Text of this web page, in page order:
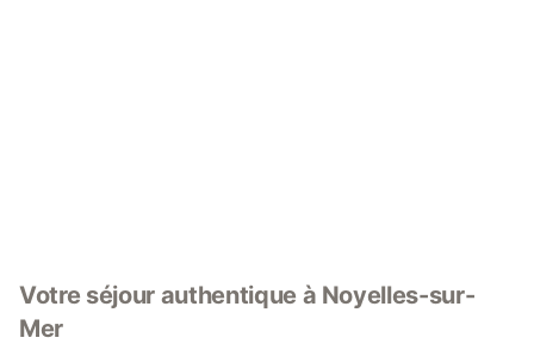
Votre séjour authentique à Noyelles-sur-
Mer